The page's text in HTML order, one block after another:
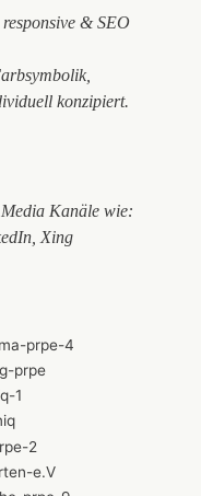
& SEO
konzipiert.
Kanäle wie:
Xing